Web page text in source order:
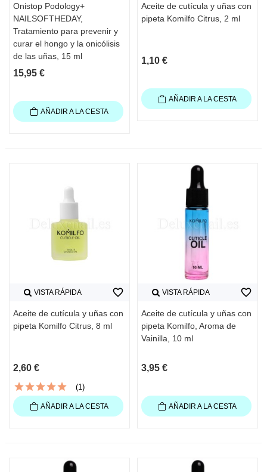
Onistop Podology+
NAILSOFTHEDAY,
Tratamiento para prevenir y
curar el hongo y la onicólisis
de las uñas, 15 ml
15,95 €
AÑADIR A LA CESTA
Aceite de cutícula y uñas con
pipeta Komilfo Citrus, 2 ml
1,10 €
AÑADIR A LA CESTA
VISTA RÁPIDA
Aceite de cutícula y uñas con
pipeta Komilfo Citrus, 8 ml
2,60 €
(1)
favorite_border
AÑADIR A LA CESTA
VISTA RÁPIDA
Aceite de cutícula y uñas con
pipeta Komilfo, Aroma de
Vainilla, 10 ml
3,95 €
favorite_border
AÑADIR A LA CESTA